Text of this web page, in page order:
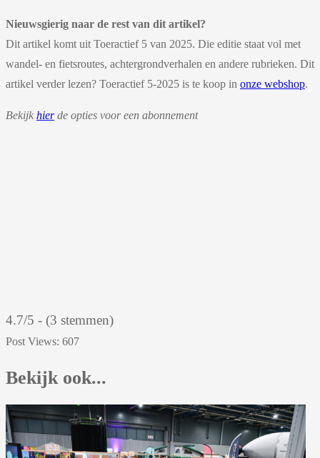
Nieuwsgierig naar de rest van dit artikel?
Dit artikel komt uit Toeractief 5 van 2025. Die editie staat vol met
wandel- en fietsroutes, achtergrondverhalen en andere rubrieken. Dit
artikel verder lezen? Toeractief 5-2025 is te koop in onze webshop.
Bekijk hierde opties voor een abonnement
4.7/5 - (3 stemmen)
Post Views: 607
Bekijk ook...